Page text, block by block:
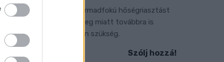
július vége óta tartó harmadfokú hőségriasztást
mérséklik, de a tartós meleg miatt továbbra is
fokozott óvatosságra van szükség.
Szólj hozzá!